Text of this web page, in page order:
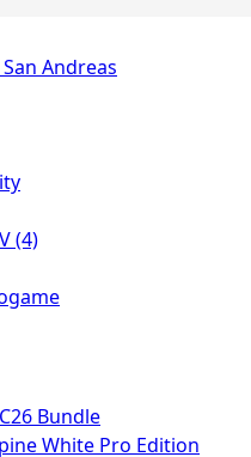
Andreas
(4)
Bundle
White Pro Edition